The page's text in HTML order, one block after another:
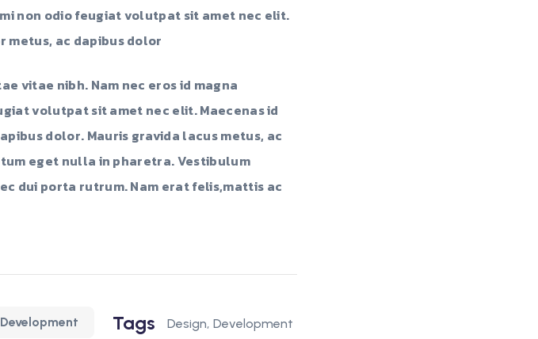
non odio feugiat volutpat sit amet nec elit.
metus, ac dapibus dolor
vitae nibh. Nam nec eros id magna
volutpat sit amet nec elit. Maecenas id
dolor. Mauris gravida lacus metus, ac
eget nulla in pharetra. Vestibulum
dui porta rutrum. Nam erat felis,mattis ac
Tags Design Development